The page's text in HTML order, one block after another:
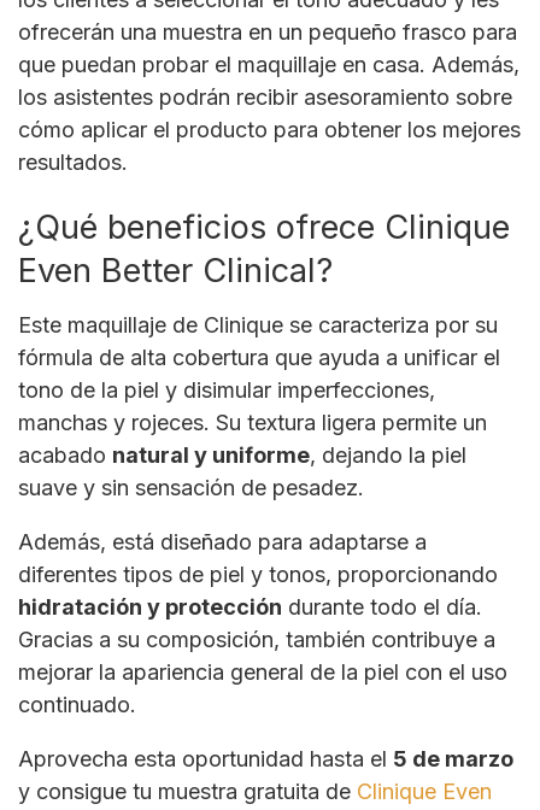
ofrecerán una muestra en un pequeño frasco para
que puedan probar el maquillaje en casa. Además,
los asistentes podrán recibir asesoramiento sobre
cómo aplicar el producto para obtener los mejores
resultados.
¿Qué beneficios ofrece Clinique
Even Better Clinical?
Este maquillaje de Clinique se caracteriza por su
fórmula de alta cobertura que ayuda a unificar el
tono de la piel y disimular imperfecciones,
manchas y rojeces. Su textura ligera permite un
acabado natural y uniforme, dejando la piel
suave y sin sensación de pesadez.
Además, está diseñado para adaptarse a
diferentes tipos de piel y tonos, proporcionando
hidratación y protección durante todo el día.
Gracias a su composición, también contribuye a
mejorar la apariencia general de la piel con el uso
continuado.
Aprovecha esta oportunidad hasta el 5 de marzo
y consigue tu muestra gratuita de Clinique Even